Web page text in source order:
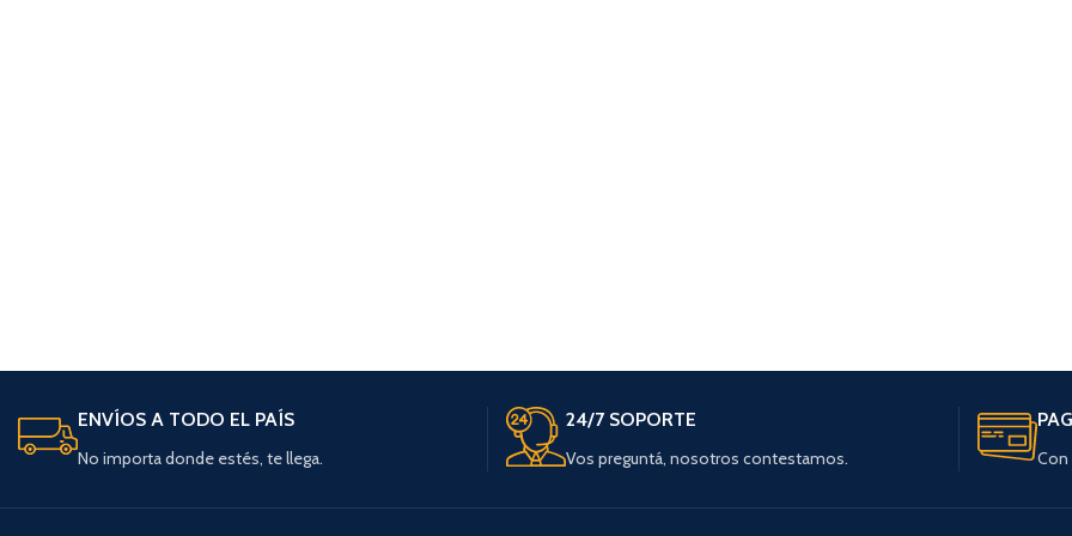
ENVÍOS A TODO EL PAÍS
No importa donde estés, te llega.
24/7 SOPORTE
Vos preguntá, nosotros contestamos. Con